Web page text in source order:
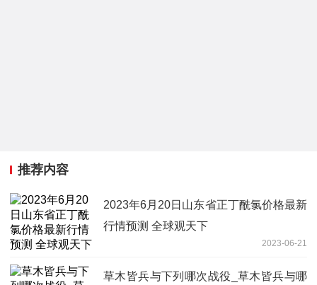
推荐内容
2023年6月20日山东省正丁酰氯价格最新
行情预测 全球观天下
2023-06-21
草木皆兵与下列哪次战役_草木皆兵与哪